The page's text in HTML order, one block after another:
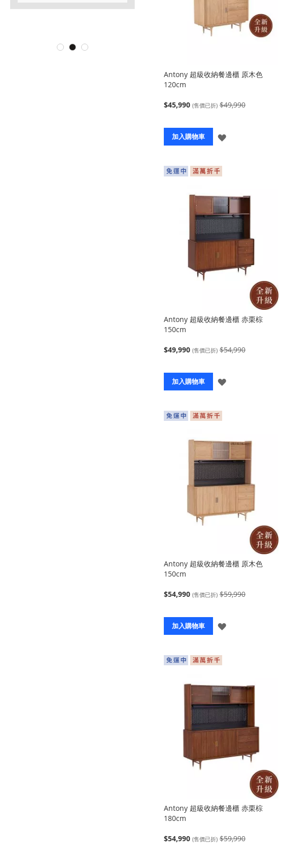
Antony 超級收納餐邊櫃 原木色
120cm
$45,990 (售價已折) $49,990
加入購物車
登
Antony 超級收納餐邊櫃 赤栗棕
150cm
$49,990 (售價已折) $54,990
加入購物車
登
Antony 超級收納餐邊櫃 原木色
150cm
$54,990 (售價已折) $59,990
加入購物車
登
Antony 超級收納餐邊櫃 赤栗棕
180cm
$54,990 (售價已折) $59,990